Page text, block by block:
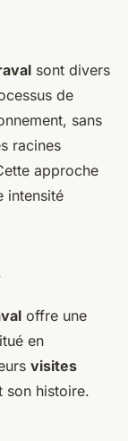
sont divers
de
sans
racines
approche
intensité
offre une
en
visites
son histoire.